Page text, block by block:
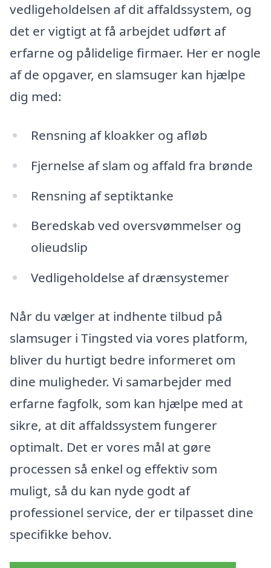
vedligeholdelsen af dit affaldssystem, og
det er vigtigt at få arbejdet udført af
erfarne og pålidelige firmaer. Her er nogle
af de opgaver, en slamsuger kan hjælpe
dig med:
Rensning af kloakker og afløb
Fjernelse af slam og affald fra brønde
Rensning af septiktanke
Beredskab ved oversvømmelser og
olieudslip
Vedligeholdelse af drænsystemer
Når du vælger at indhente tilbud på
slamsuger i Tingsted via vores platform,
bliver du hurtigt bedre informeret om
dine muligheder. Vi samarbejder med
erfarne fagfolk, som kan hjælpe med at
sikre, at dit affaldssystem fungerer
optimalt. Det er vores mål at gøre
processen så enkel og effektiv som
muligt, så du kan nyde godt af
professionel service, der er tilpasset dine
specifikke behov.